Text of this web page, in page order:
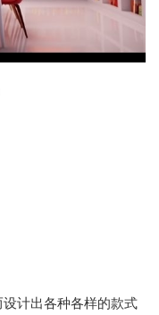
计出各种各样的款式